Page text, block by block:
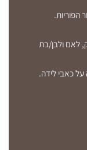
הפוריות.
לאם ולבן/בת
כאבי לידה.